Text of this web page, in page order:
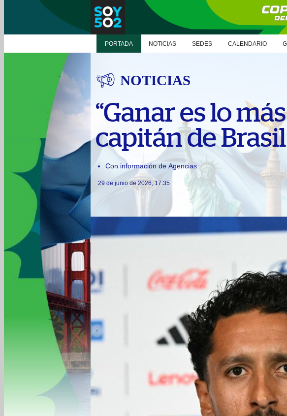
PORTADA NOTICIAS SEDES CALENDARIO
NOTICIAS
“Ganar es lo
capitán de Brasil
Con información de Agencias
29 de junio de 2026, 17:35